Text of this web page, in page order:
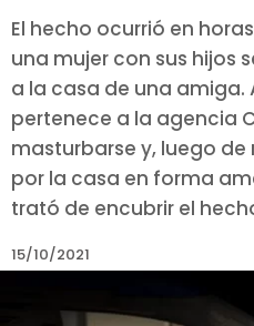
El hecho ocurrió en
una mujer con sus hijos
a la casa de una amiga.
pertenece a la agencia
masturbarse y, luego
por la casa en forma
trató de encubrir el
15/10/2021